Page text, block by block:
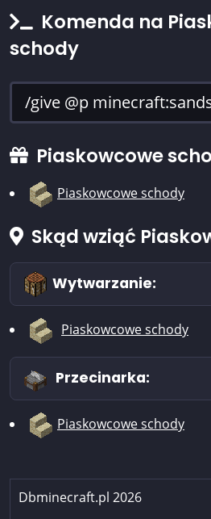
Komenda na
schody
Piaskowcowe
Piaskowcowe schody
Skąd wziąć
Wytwarzanie:
Piaskowcowe schody
Przecinarka:
Piaskowcowe schody
Dbminecraft.pl 2026